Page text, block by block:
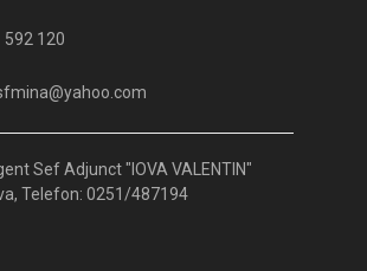
592 120
Sef Adjunct "IOVA VALENTIN"
Telefon: 0251/487194